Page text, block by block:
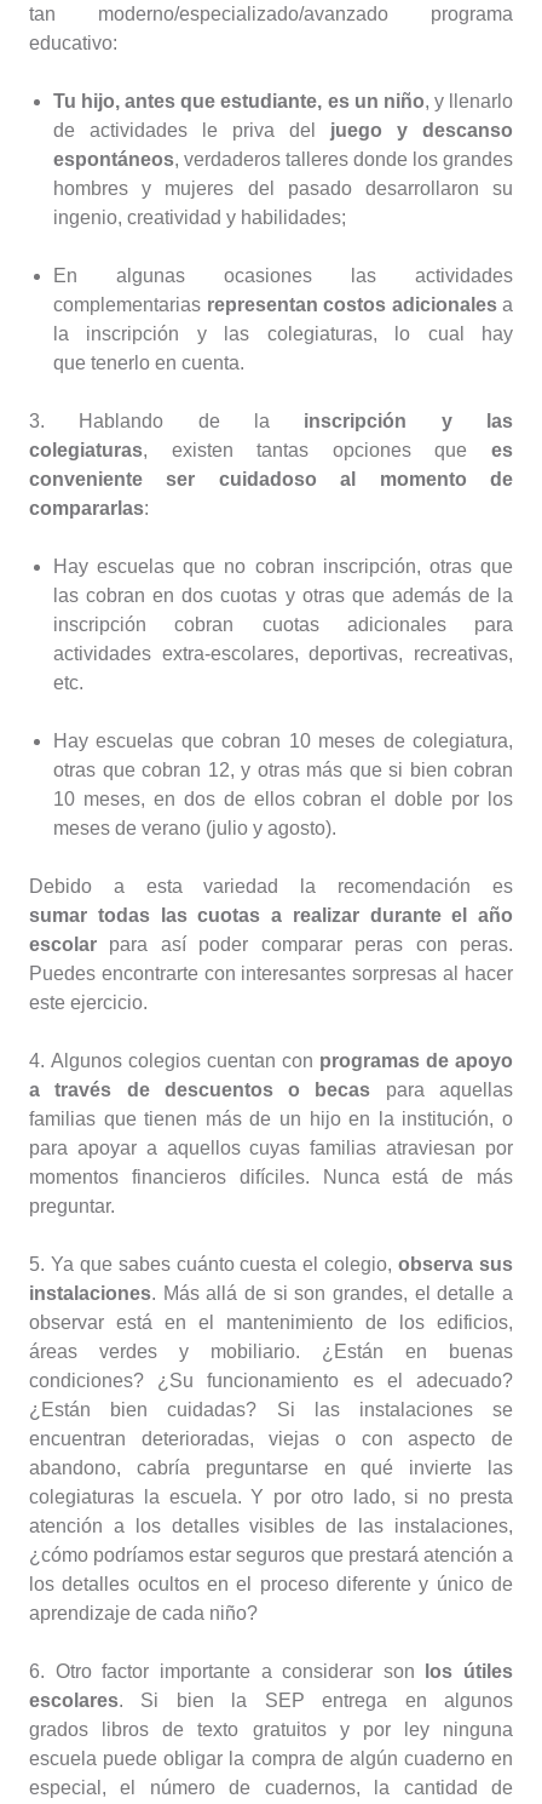
tan moderno/especializado/avanzado programa
educativo:
Tu hijo, antes que estudiante, es un niño, y llenarlo
de actividades le priva del juego y descanso
espontáneos, verdaderos talleres donde los grandes
hombres y mujeres del pasado desarrollaron su
ingenio, creatividad y habilidades;
En algunas ocasiones las actividades
complementarias representan costos adicionalesa
la inscripción y las colegiaturas, lo cual hay
que tenerlo en cuenta.
3. Hablando de la inscripción y las
colegiaturas, existen tantas opciones que es
conveniente ser cuidadoso al momento de
compararlas:
Hay escuelas que no cobran inscripción, otras que
las cobran en dos cuotas y otras que además de la
inscripción cobran cuotas adicionales para
actividades extra-escolares, deportivas, recreativas,
etc.
Hay escuelas que cobran 10 meses de colegiatura,
otras que cobran 12, y otras más que si bien cobran
10 meses, en dos de ellos cobran el doble por los
meses de verano (julio y agosto).
Debido a esta variedad la recomendación es
sumar todas las cuotas a realizar durante el año
escolar para así poder comparar peras con peras.
Puedes encontrarte con interesantes sorpresas al hacer
este ejercicio.
4. Algunos colegios cuentan con programas de apoyo
a través de descuentos o becas para aquellas
familias que tienen más de un hijo en la institución, o
para apoyar a aquellos cuyas familias atraviesan por
momentos financieros difíciles. Nunca está de más
preguntar.
5. Ya que sabes cuánto cuesta el colegio,observa sus
instalaciones. Más allá de si son grandes, el detalle a
observar está en el mantenimiento de los edificios,
áreas verdes y mobiliario. ¿Están en buenas
condiciones? ¿Su funcionamiento es el adecuado?
¿Están bien cuidadas? Si las instalaciones se
encuentran deterioradas, viejas o con aspecto de
abandono, cabría preguntarse en qué invierte las
colegiaturas la escuela. Y por otro lado, si no presta
atención a los detalles visibles de las instalaciones,
¿cómo podríamos estar seguros que prestará atención a
los detalles ocultos en el proceso diferente y único de
aprendizaje de cada niño?
6. Otro factor importante a considerar son
los útiles
escolares. Si bien la SEP entrega en algunos
grados libros de texto gratuitos y por ley ninguna
escuela puede obligar la compra de algún cuaderno en
especial, el número de cuadernos, la cantidad de